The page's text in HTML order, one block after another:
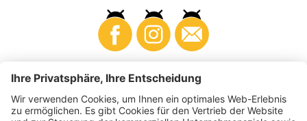
Business Produzenten